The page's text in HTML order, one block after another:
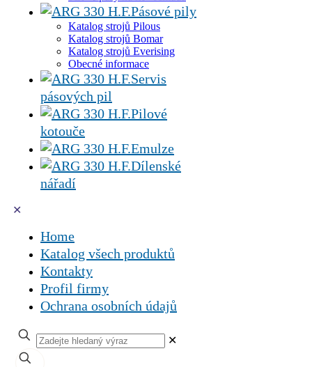
Pásové pily
Katalog strojů Pilous
Katalog strojů Bomar
Katalog strojů Everising
Obecné informace
Servis
pásových pil
Pilové
kotouče
Emulze
Dílenské
nářadí
✕
Home
Katalog všech produktů
Kontakty
Profil firmy
Ochrana osobních údajů
✕